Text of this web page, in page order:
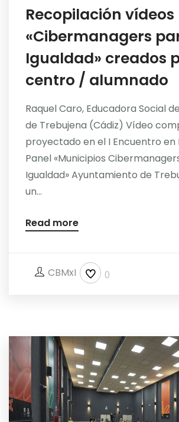
Recopilación vídeos
«Cibermanagers
Igualdad» creados
centro / alumnado
Raquel Caro, Educadora Social
de Trebujena (Cádiz) Vídeo
proyectado en el I Encuentro en
Panel «Municipios
Igualdad» Ayuntamiento de
un...
Read more
CBMxI 0